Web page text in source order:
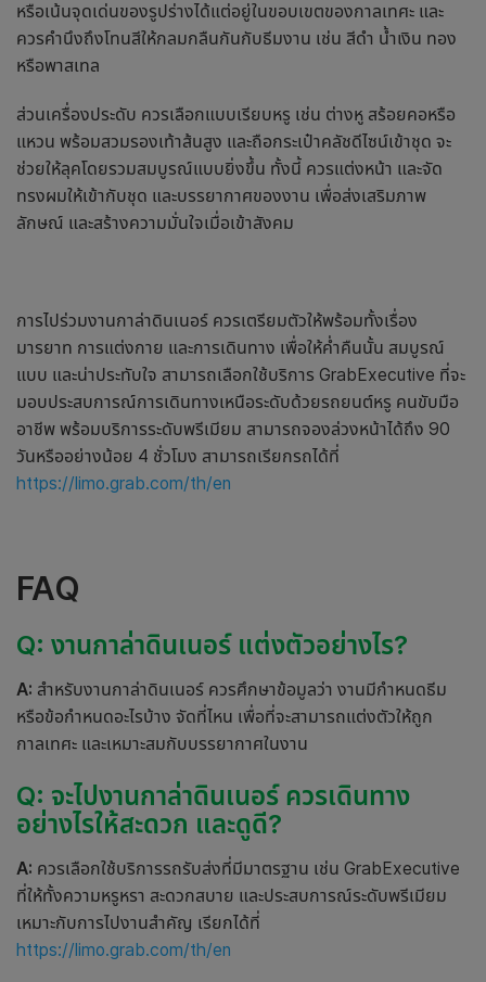
หรือเน้นจุดเด่นของรูปร่างได้แต่อยู่ในขอบเขตของกาลเทศะ และ
ควรคำนึงถึงโทนสีให้กลมกลืนกันกับธีมงาน เช่น สีดำ น้ำเงิน ทอง
หรือพาสเทล
ส่วนเครื่องประดับ ควรเลือกแบบเรียบหรู เช่น ต่างหู สร้อยคอหรือ
แหวน พร้อมสวมรองเท้าส้นสูง และถือกระเป๋าคลัชดีไซน์เข้าชุด จะ
ช่วยให้ลุคโดยรวมสมบูรณ์แบบยิ่งขึ้น ทั้งนี้ ควรแต่งหน้า และจัด
ทรงผมให้เข้ากับชุด และบรรยากาศของงาน เพื่อส่งเสริมภาพ
ลักษณ์ และสร้างความมั่นใจเมื่อเข้าสังคม
การไปร่วมงานกาล่าดินเนอร์ ควรเตรียมตัวให้พร้อมทั้งเรื่อง
มารยาท การแต่งกาย และการเดินทาง เพื่อให้ค่ำคืนนั้น สมบูรณ์
แบบ และน่าประทับใจ สามารถเลือกใช้บริการ GrabExecutive ที่จะ
มอบประสบการณ์การเดินทางเหนือระดับด้วยรถยนต์หรู คนขับมือ
อาชีพ พร้อมบริการระดับพรีเมียม สามารถจองล่วงหน้าได้ถึง 90
วันหรืออย่างน้อย 4 ชั่วโมง สามารถเรียกรถได้ที่
https://limo.grab.com/th/en
FAQ
Q: งานกาล่าดินเนอร์แต่งตัวอย่างไร?
A: สำหรับงานกาล่าดินเนอร์ ควรศึกษาข้อมูลว่า งานมีกำหนดธีม
หรือข้อกำหนดอะไรบ้าง จัดที่ไหน เพื่อที่จะสามารถแต่งตัวให้ถูก
กาลเทศะ และเหมาะสมกับบรรยากาศในงาน
Q: จะไปงานกาล่าดินเนอร์ ควรเดินทาง
อย่างไรให้สะดวก และดูดี?
A: ควรเลือกใช้บริการรถรับส่งที่มีมาตรฐาน เช่น GrabExecutive
ที่ให้ทั้งความหรูหรา สะดวกสบาย และประสบการณ์ระดับพรีเมียม
เหมาะกับการไปงานสำคัญ เรียกได้ที่
https://limo.grab.com/th/en